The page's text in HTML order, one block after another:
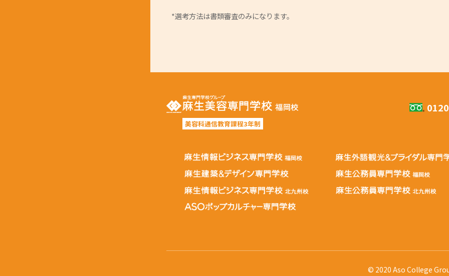
*選考方法は書類審査のみになります。
美容科通信教育課程3年制
© 2020 Aso College